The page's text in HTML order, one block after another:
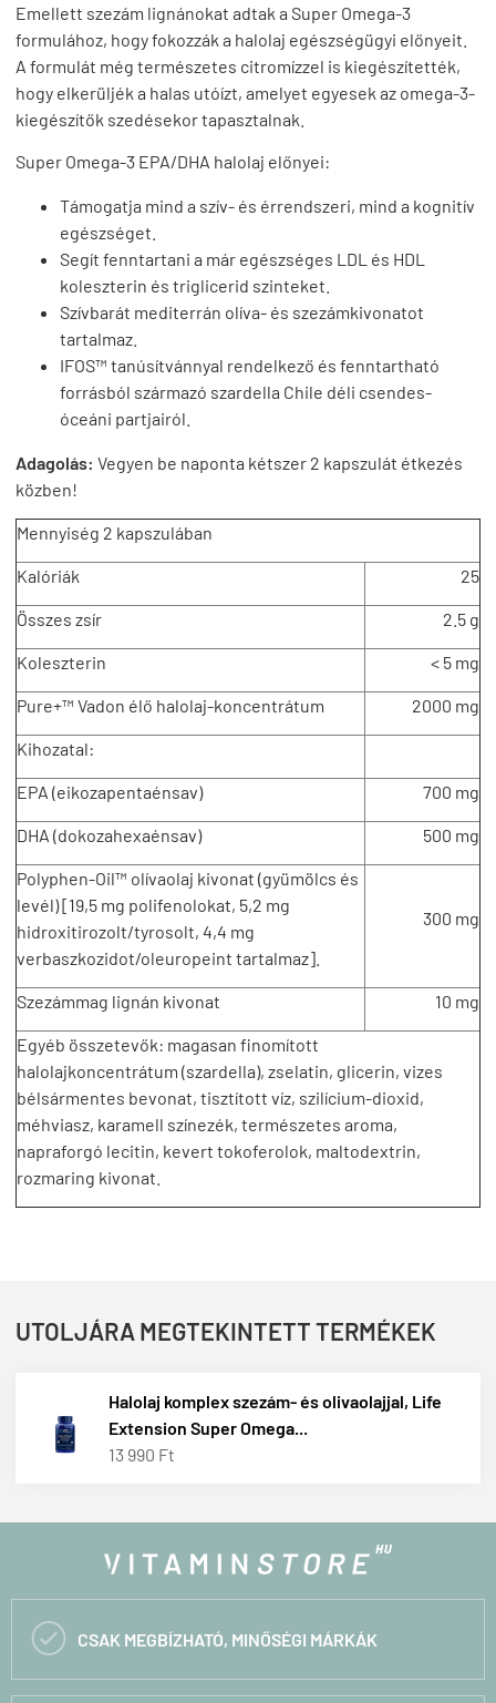
Emellett szezám lignánokat adtak a Super Omega-3
formulához, hogy fokozzák a halolaj egészségügyi előnyeit.
A formulát még természetes citromízzel is kiegészítették,
hogy elkerüljék a halas utóízt, amelyet egyesek az omega-3-
kiegészítők szedésekor tapasztalnak.
Super Omega-3 EPA/DHA halolaj előnyei:
Támogatja mind a szív- és érrendszeri, mind a kognitív
egészséget.
Segít fenntartani a már egészséges LDL és HDL
koleszterin és triglicerid szinteket.
Szívbarát mediterrán olíva- és szezámkivonatot
tartalmaz.
IFOS™ tanúsítvánnyal rendelkező és fenntartható
forrásból származó szardella Chile déli csendes-
óceáni partjairól.
Adagolás: Vegyen be naponta kétszer 2 kapszulát étkezés
közben!
Mennyiség 2 kapszulában
Kalóriák 25
Összes zsír 2.5 g
Koleszterin < 5 mg
Pure+™ Vadon élő halolaj-koncentrátum 2000 mg
Kihozatal:
EPA (eikozapentaénsav) 700 mg
DHA (dokozahexaénsav) 500 mg
Polyphen-Oil™ olívaolaj kivonat (gyümölcs és
levél) [19,5 mg polifenolokat, 5,2 mg
hidroxitirozolt/tyrosolt, 4,4 mg
verbaszkozidot/oleuropeint tartalmaz].
300 mg
Szezámmag lignán kivonat 10 mg
Egyéb összetevők: magasan finomított
halolajkoncentrátum (szardella), zselatin, glicerin, vizes
bélsármentes bevonat, tisztított víz, szilícium-dioxid,
méhviasz, karamell színezék, természetes aroma,
napraforgó lecitin, kevert tokoferolok, maltodextrin,
rozmaring kivonat.
UTOLJÁRA MEGTEKINTETT TERMÉKEK
Halolaj komplex szezám- és olivaolajjal, Life
Extension Super Omega...
13 990 Ft
 CSAK MEGBÍZHATÓ, MINŐSÉGI MÁRKÁK